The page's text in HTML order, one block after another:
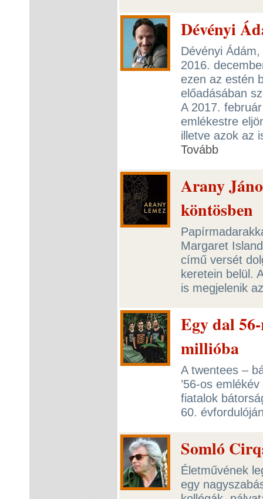
Dévényi
Dévényi
2016.
ezen az estén
előadásában
A 2017.
emlékestre
illetve azok az
Tovább
Arany
köntösben
Margaret
című versét
keretein belül.
is megjelenik
Egy dal
millióba
A twentees –
’56-os
fiatalok
60.
Somló
Életművének
egy